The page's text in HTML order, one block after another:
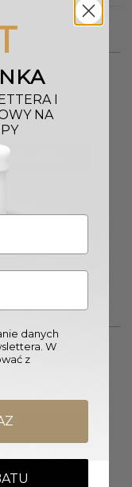
WISZĄCA Arwena
kloszem duża
I
NA
danych
W
z